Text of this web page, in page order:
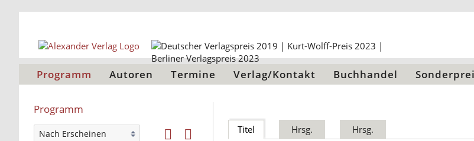
Programm Autoren Termine Verlag/Kontakt Buchhandel
Titel Hrsg. Hrsg.
Programm